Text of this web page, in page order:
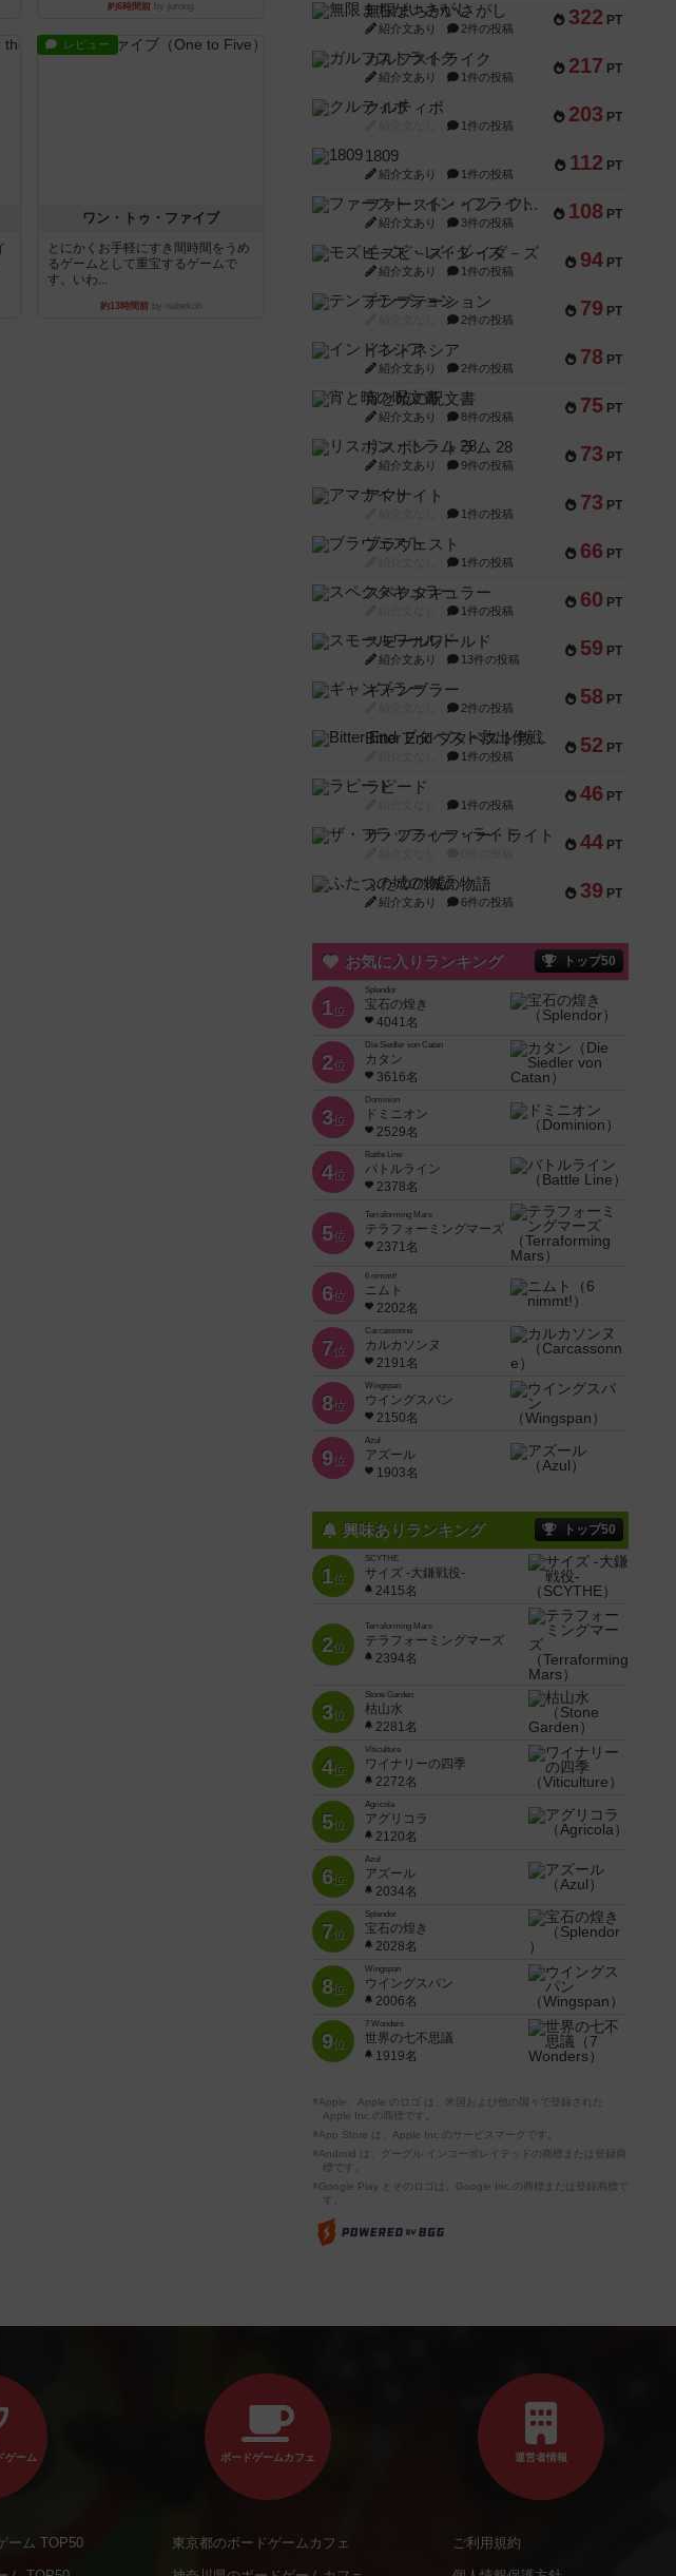
約6時間前 by jurong
レビュー
ワン・トゥ・ファイブ
とにかくお手軽にすき間時間をうめ
るゲームとして重宝するゲームで
す。いわ...
約13時間前by nabekoh
322 PT
無限まちがいさがし
紹介文あり 2件の投稿
217 PT
ガルフストライク
紹介文あり 1件の投稿
203 PT
クルティボ
1件の投稿
112 PT
1809
紹介文あり 1件の投稿
108 PT
ファースト・イン・フライト
紹介文あり 3件の投稿
94 PT
モズビ－ズ・レイダ－ズ
紹介文あり 1件の投稿
79 PT
テンプテーション
2件の投稿
78 PT
インドネシア
紹介文あり 2件の投稿
75 PT
宵と暁の呪文書
紹介文あり 8件の投稿
73 PT
リスボン・トラム 28
紹介文あり 9件の投稿
73 PT
アマナイト
1件の投稿
66 PT
ブラヴェスト
1件の投稿
60 PT
スペクタキュラー
1件の投稿
59 PT
スモールワールド
紹介文あり 13件の投稿
58 PT
ギャンブラー
2件の投稿
52 PT
Bitter End ブタペスト救出作戦
1件の投稿
46 PT
ラピード
1件の投稿
44 PT
ザ・フラッフィー・ライト
39 PT
ふたつの城の物語
紹介文あり 6件の投稿
お気に入りランキング トップ50
1位
Splendor
宝石の煌き
4041名
2位
Die Siedler von Catan
カタン
3616名
3位
Dominion
ドミニオン
2529名
4位
Battle Line
バトルライン
2378名
5位
Terraforming Mars
テラフォーミングマーズ
2371名
6位
6 nimmt!
ニムト
2202名
7位
Carcassonne
カルカソンヌ
2191名
8位
Wingspan
ウイングスパン
2150名
9位
Azul
アズール
1903名
興味ありランキング トップ50
1位
SCYTHE
サイズ -大鎌戦役-
2415名
2位
Terraforming Mars
テラフォーミングマーズ
2394名
3位
Stone Garden
枯山水
2281名
4位
Viticulture
ワイナリーの四季
2272名
5位
Agricola
アグリコラ
2120名
6位
Azul
アズール
2034名
7位
Splendor
宝石の煌き
2028名
8位
Wingspan
ウイングスパン
2006名
9位
7 Wonders
世界の七不思議
1919名
※Apple、Apple のロゴ は、米国および他の国々で登録された
Apple Inc.の商標です。
※App Store は、Apple Inc.のサービスマークです。
※Android は、グーグル インコーポレイテッドの商標または登録商
標です。
※Google Play とそのロゴは、Google Inc.の商標または登録商標で
す。
ゲーム
ーム TOP50
ボードゲームカフェ
東京都のボードゲームカフェ
運営者情報
ご利用規約